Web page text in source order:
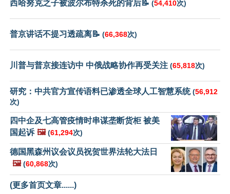
西哈努克之子被波尔布特杀死的背后📝 (54,410次)
普京讲话不提习透疏离📝 (66,368次)
川普与普京接连访中 中俄战略协作再受关注 (65,818次)
研究：中共官方宣传语料已渗透全球人工智慧系统(56,912
次)
四中企及七高管疫情时串谋垄断货柜 被美
国起诉 🖼️ (61,294次)
德国黑森州议会议员祝贺世界法轮大法日
🖼️ (60,868次)
(更多首页文章......)